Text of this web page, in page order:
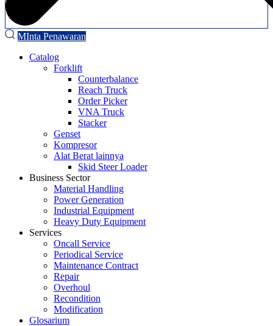
MInta Penawaran
Catalog
Forklift
Counterbalance
Reach Truck
Order Picker
VNA Truck
Stacker
Genset
Kompresor
Alat Berat lainnya
Skid Steer Loader
Business Sector
Material Handling
Power Generation
Industrial Equipment
Heavy Duty Equipment
Services
Oncall Service
Periodical Service
Maintenance Contract
Repair
Overhoul
Recondition
Modification
Glosarium